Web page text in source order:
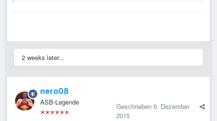
2 weeks later...
nero08
ASB-Legende Geschrieben 6. Dezember
2015